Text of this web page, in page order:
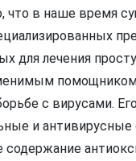
что в наше время
для лечения
с вирусами.
и антивирусные